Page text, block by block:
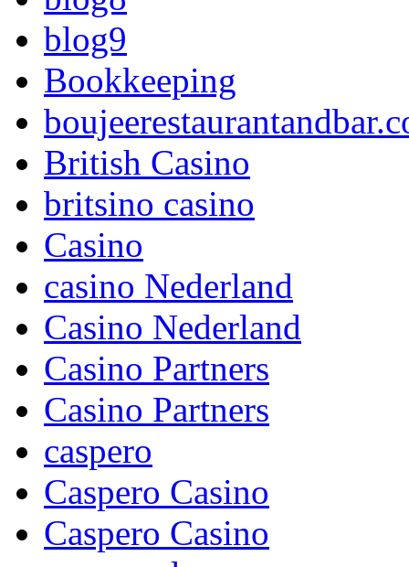
blog9
Bookkeeping
British Casino
britsino casino
Casino
casino Nederland
Casino Nederland
Casino Partners
Casino Partners
caspero
Caspero Casino
Caspero Casino